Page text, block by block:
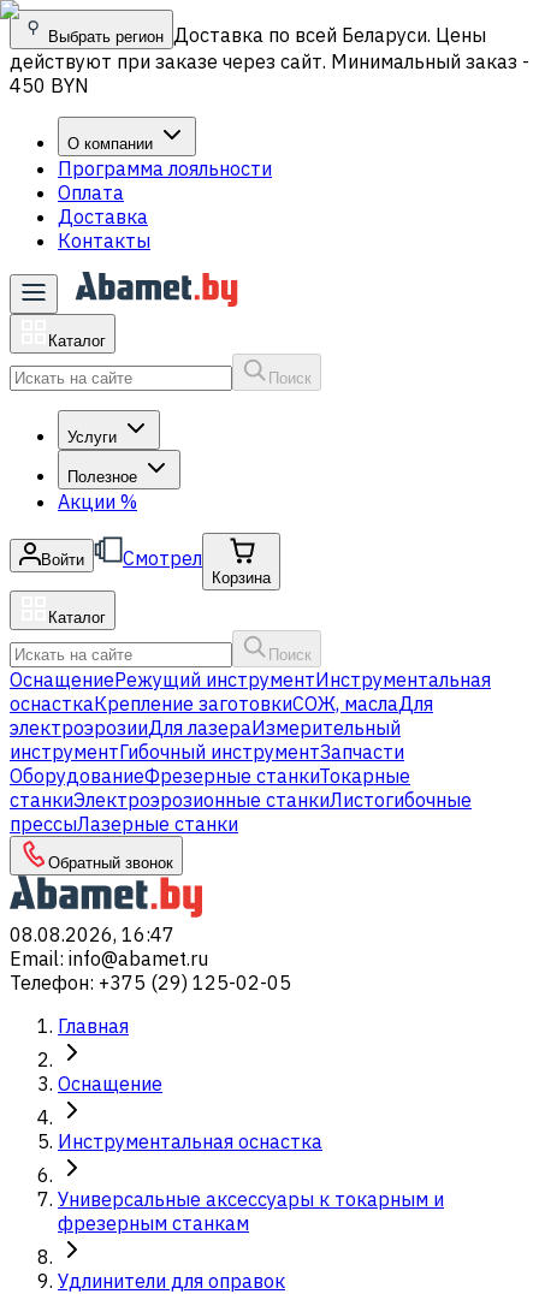
Выбрать регион Доставка по всей Беларуси. Цены
действуют при заказе через сайт. Минимальный заказ -
450 BYN
О компании
Программа лояльности
Оплата
Доставка
Контакты
Каталог
Поиск
Услуги
Полезное
Акции %
Войти Смотрел
Корзина
Каталог
Поиск
ОснащениеРежущий инструментИнструментальная
оснасткаКрепление заготовкиСОЖ, маслаДля
электроэрозииДля лазераИзмерительный
инструментГибочный инструментЗапчасти
ОборудованиеФрезерные станкиТокарные
станкиЭлектроэрозионные станкиЛистогибочные
прессыЛазерные станки
Обратный звонок
08.08.2026, 16:47
Email: info@abamet.ru
Телефон: +375 (29) 125-02-05
Главная
Оснащение
Инструментальная оснастка
Универсальные аксессуары к токарным и
фрезерным станкам
Удлинители для оправок